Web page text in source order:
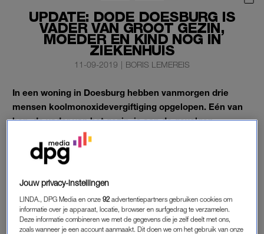
UPDATE: DODE DOESBURG IS
VADER VAN GROOT GEZIN,
MOEDER EN KIND NOG IN
ZIEKENHUIS
11-09-2019 | BORIS LEMEREIS
In een woning in Doesburg hebben vanmorgen drie
mensen koolmonoxidevergiftiging opgelopen. Eén van
hen, de vader van het gezin, is aan de gevolgen
Twee anderen, de moeder en een minderjarig kind, liggen in
hulpdiensten.
GEZIN VAN VEERTIEN
Jouw privacy-instellingen
LINDA., DPG Media en onze92 advertentiepartners gebruiken cookies om
informatie over je apparaat, locatie, browser en surfgedrag te verzamelen.
Deze informatie combineren we met de gegevens die je zelf deelt met ons,
zoals wanneer je een account aanmaakt. Dit doen we om het gebruik van onze